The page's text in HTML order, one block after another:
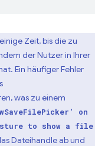
Zeit, bis die zu
der Nutzer in Ihrer
Ein häufiger Fehler
was zu einem
on
to show a file
Dateihandle ab und